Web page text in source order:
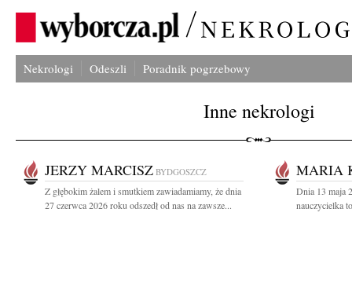
Nekrologi Odeszli Poradnik pogrzebowy
Inne nekrologi
JERZY MARCISZ BYDGOSZCZ
Z głębokim żalem i smutkiem zawiadamiamy, że dnia
27 czerwca 2026 roku odszedł od nas na zawsze...
MARIA
Dnia 13 maja
nauczycielka